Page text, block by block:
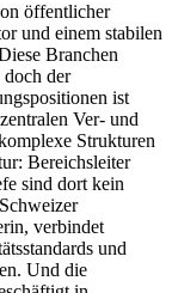
öffentlicher
und einem stabilen
Branchen
der
ist
Ver- und
Strukturen
Bereichsleiter
sind dort kein
verbindet
und
Und die